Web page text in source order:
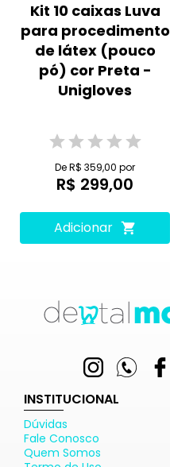
Kit 10 caixas Luva
para procedimento
de látex (pouco
pó) cor Preta -
Unigloves
De R$ 359,00 por
R$ 299,00
Adicionar
INSTITUCIONAL
Dúvidas
Fale Conosco
Quem Somos